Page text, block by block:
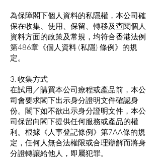
為保障閣下個人資料的私隱權，本公司確
保在收集、使用、保留、轉移及查閱個人
資料方面的政策及常規，均符合香港法例
第486章《個人資料 (私隱) 條例》的規
定。
3. 收集方式
在試用／購買本公司療程或產品前，本公
司會要求閣下出示身分證明文件確認身
份。閣下如不欲出示身分證明文件，本公
司保留向閣下提供任何服務或產品的權
利。根據《人事登記條例》第7AA條的規
定，任何人無合法權限或合理辯解而將身
分證轉讓給他人，即屬犯罪。